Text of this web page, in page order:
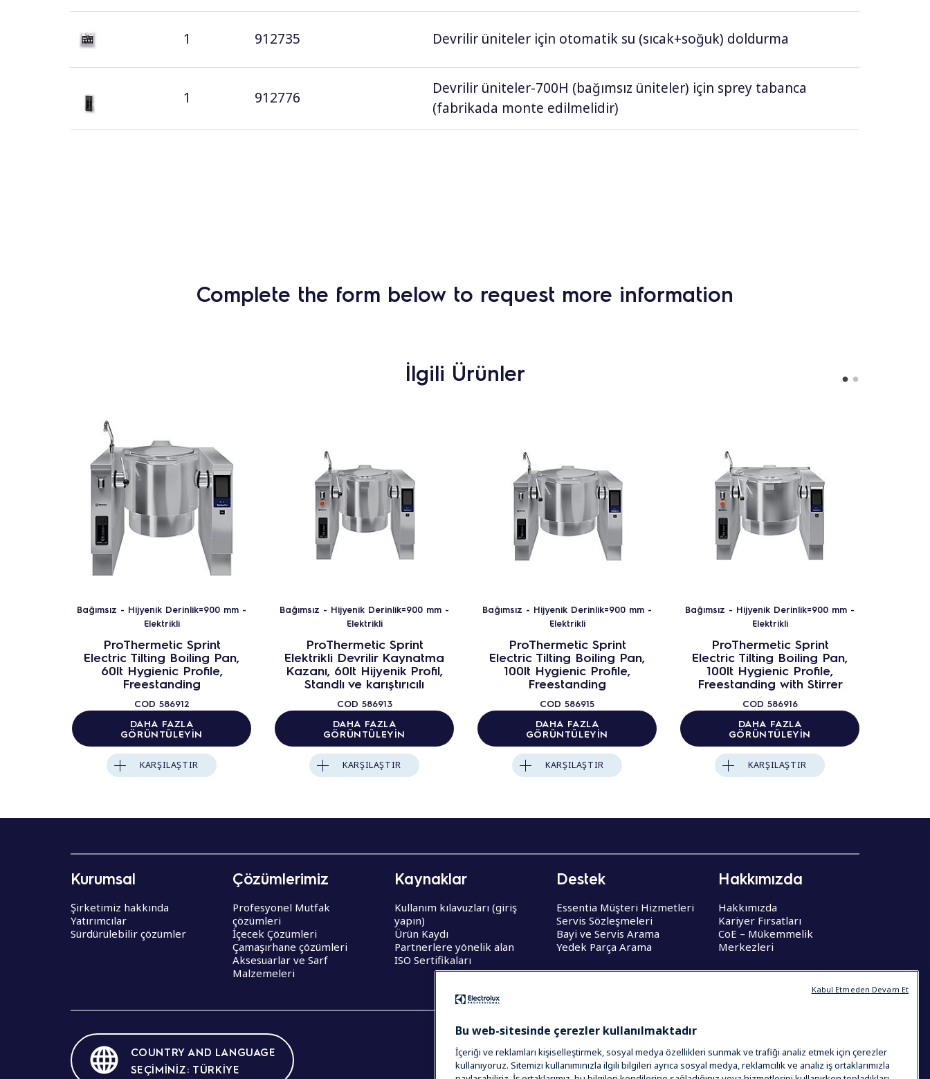
1 912735 Devrilir üniteler için otomatik su (sıcak+soğuk) doldurma
1 912776
Devrilir üniteler-700H (bağımsız üniteler) için sprey tabanca
(fabrikada monte edilmelidir)
Complete the form below to request more information
İlgili Ürünler
Bağımsız - Hijyenik Derinlik=900 mm -
Elektrikli
ProThermetic Sprint
Electric Tilting Boiling Pan,
60lt Hygienic Profile,
Freestanding
COD 586912
DAHA FAZLA
GÖRÜNTÜLEYIN
KARŞILAŞTIR
Bağımsız - Hijyenik Derinlik=900 mm -
Elektrikli
ProThermetic Sprint
Elektrikli Devrilir Kaynatma
Kazanı, 60lt Hijyenik Profil,
Standlı ve karıştırıcılı
COD 586913
DAHA FAZLA
GÖRÜNTÜLEYIN
KARŞILAŞTIR
Bağımsız - Hijyenik Derinlik=900 mm -
Elektrikli
ProThermetic Sprint
Electric Tilting Boiling Pan,
100lt Hygienic Profile,
Freestanding
COD 586915
DAHA FAZLA
GÖRÜNTÜLEYIN
KARŞILAŞTIR
Bağımsız - Hijyenik Derinlik=900 mm -
Elektrikli
ProThermetic Sprint
Electric Tilting Boiling Pan,
100lt Hygienic Profile,
Freestanding with Stirrer
COD 586916
DAHA FAZLA
GÖRÜNTÜLEYIN
KARŞILAŞTIR
Kurumsal
Şirketimiz hakkında
Yatırımcılar
Sürdürülebilir çözümler
Çözümlerimiz
Profesyonel Mutfak
çözümleri
İçecek Çözümleri
Çamaşırhane çözümleri
Aksesuarlar ve Sarf
Malzemeleri
Kaynaklar
Kullanım kılavuzları (giriş
yapın)
Ürün Kaydı
Partnerlere yönelik alan
ISO Sertifikaları
Destek
Essentia Müşteri Hizmetleri
Servis Sözleşmeleri
Bayi ve Servis Arama
Yedek Parça Arama
Hakkımızda
Hakkımızda
Kariyer Fırsatları
CoE – Mükemmelik
Merkezleri
COUNTRY AND LANGUAGE
SEÇIMINIZ: TÜRKIYE
Bu web-sitesinde çerezler kullanılmaktadır
İçeriği ve reklamları kişiselleştirmek, sosyal medya özellikleri sunmak ve trafiği analiz etmek için çerezler
kullanıyoruz. Sitemizi kullanımınızla ilgili bilgileri ayrıca sosyal medya, reklamcılık ve analiz iş ortaklarımızla
Kabul Etmeden Devam Et